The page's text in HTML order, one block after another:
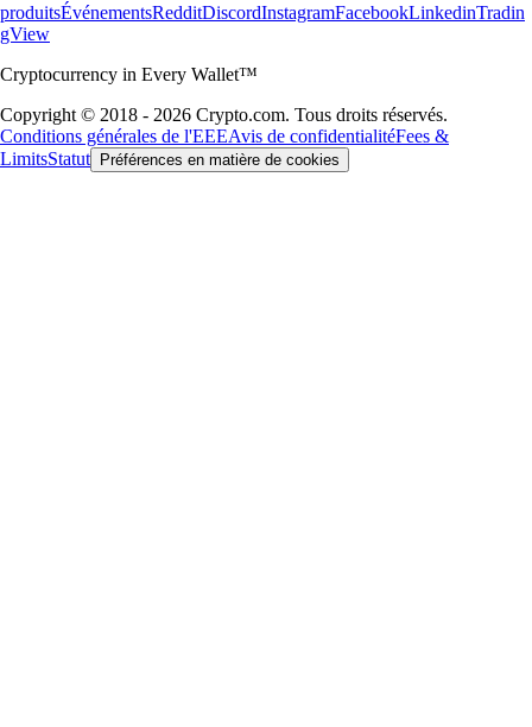
produitsÉvénementsRedditDiscordInstagramFacebookLinkedinTradin
gView
Cryptocurrency in Every Wallet™
Copyright © 2018 - 2026 Crypto.com. Tous droits réservés.
Conditions générales de l'EEEAvis de confidentialitéFees &
LimitsStatut Préférences en matière de cookies